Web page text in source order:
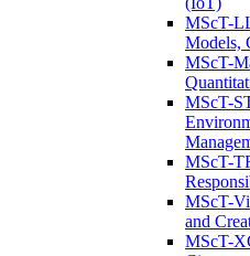
MScT-
Models,
MScT-
MScT-
MScT-
MScT-
and
MScT-